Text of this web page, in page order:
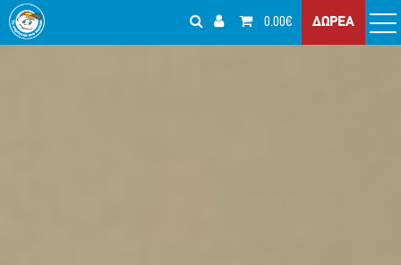
0.00€ ΔΩΡΕΑ